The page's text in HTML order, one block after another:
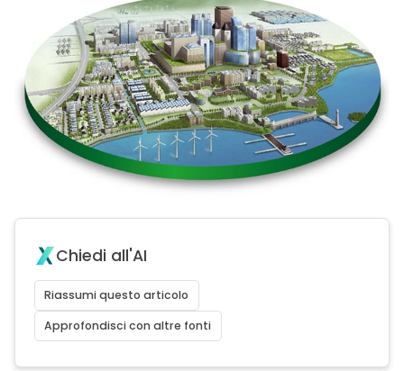
Chiedi all'AI
Riassumi questo articolo
Approfondisci con altre fonti